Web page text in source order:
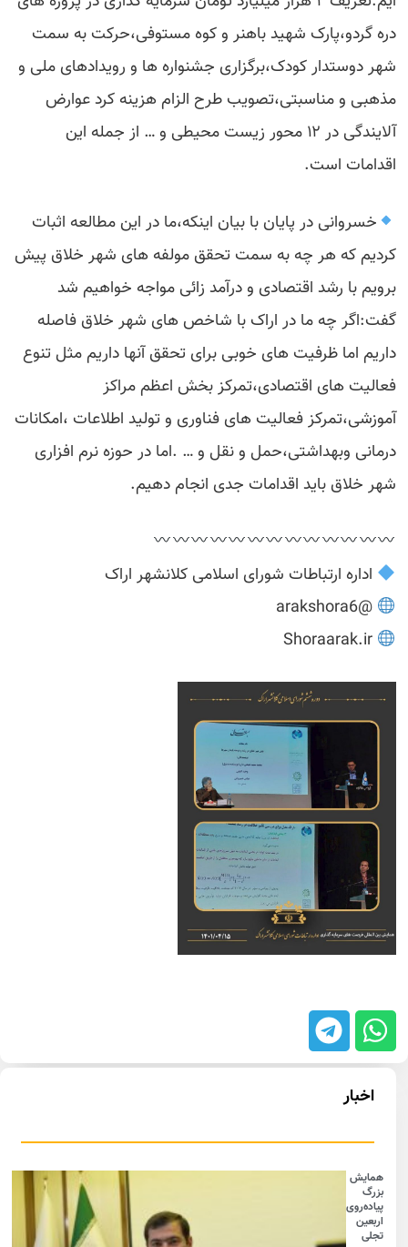
دره گردو،پارک شهید باهنر و کوه مستوفی،حرکت به سمت
شهر دوستدار کودک،برگزاری جشنواره ها و رویدادهای ملی و
مذهبی و مناسبتی،تصویب طرح الزام هزینه کرد عوارض
آلایندگی در ۱۲ محور زیست محیطی و … از جمله این
اقدامات است.
خسروانی در پایان با بیان اینکه،ما در این مطالعه اثبات
کردیم که هر چه به سمت تحقق مولفه های شهر خلاق پیش
برویم با رشد اقتصادی و درآمد زائی مواجه خواهیم شد
گفت:اگر چه ما در اراک با شاخص های شهر خلاق فاصله
داریم اما ظرفیت های خوبی برای تحقق آنها داریم مثل تنوع
فعالیت های اقتصادی،تمرکز بخش اعظم مراکز
آموزشی،تمرکز فعالیت های فناوری و تولید اطلاعات ،امکانات
درمانی وبهداشتی،حمل و نقل و … .اما در حوزه نرم افزاری
شهر خلاق باید اقدامات جدی انجام دهیم.
اداره ارتباطات شورای اسلامی کلانشهر اراک
@arakshora6
Shoraarak.ir
اخبار
همایش
بزرگ
پیاده‌روی
اربعین
تجلی